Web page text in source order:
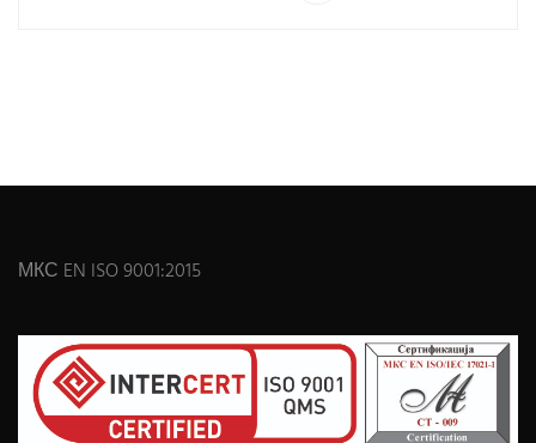
МКС EN ISO 9001:2015